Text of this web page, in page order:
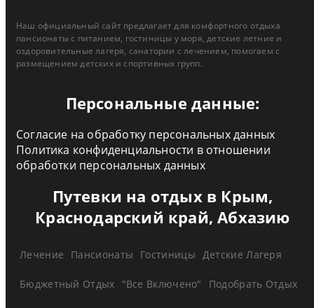
Наш официальный сайт предлагает для комфортного отдыха
пансионаты с питанием, гостиницы у моря, детские летние и
оздоровительные лагеря, санатории с лечением, помогаем с
размещением детских и спортивных групп.
Персональные данные:
Согласие на обработку персональных данных
Политика конфиденциальности в отношении
обработки персональных данных
Путевки на отдых в Крым,
Краснодарский край, Абхазию
Лечение Пансионаты Гостиницы Детские Лагеря
Бюджетный Отдых "Все Включено" Подобрать Отдых